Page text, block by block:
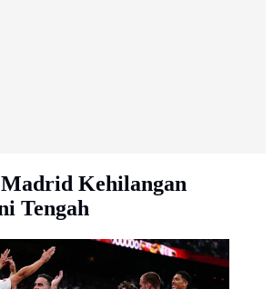
Kehilangan
Tengah
para pemain Real Madrid gol
dalam laga Liga Spanyol antara Real
di Santiago Bernabeu, 24 Mei 2026.